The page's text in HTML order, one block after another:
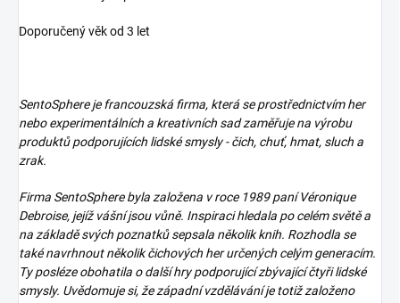
Doporučený věk od 3 let
SentoSphere je francouzská firma, která se prostřednictvím her
nebo experimentálních a kreativních sad zaměřuje na výrobu
produktů podporujících lidské smysly - čich, chuť, hmat, sluch a
zrak.
Firma SentoSphere byla založena v roce 1989 paní Véronique
Debroise, jejíž vášní jsou vůně. Inspiraci hledala po celém světě a
na základě svých poznatků sepsala několik knih. Rozhodla se
také navrhnout několik čichových her určených celým generacím.
Ty posléze obohatila o další hry podporující zbývající čtyři lidské
smysly. Uvědomuje si, že západní vzdělávání je totiž založeno